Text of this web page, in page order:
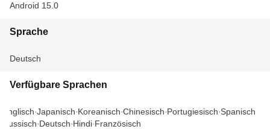
Android 15.0
Sprache
Deutsch
Verfügbare Sprachen
Englisch Japanisch Koreanisch Chinesisch Portugiesisch Spanisch
Russisch Deutsch Hindi Französisch